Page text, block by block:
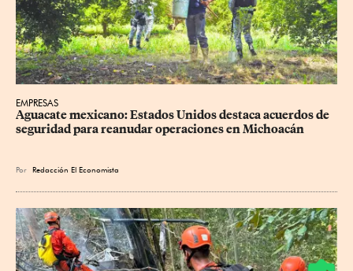
EMPRESAS
Aguacate mexicano: Estados Unidos destaca acuerdos de
seguridad para reanudar operaciones en Michoacán
Por Redacción El Economista